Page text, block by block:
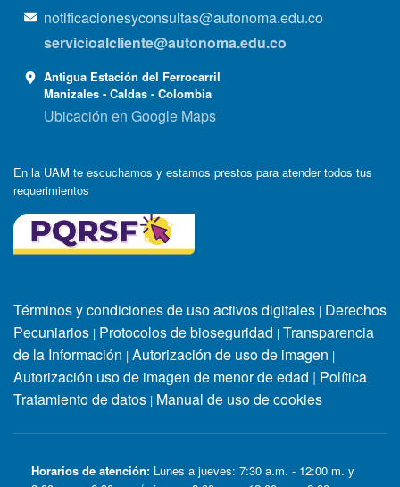
notificacionesyconsultas@autonoma.edu.co
servicioalcliente@autonoma.edu.co
Antigua Estación del Ferrocarril
Manizales - Caldas - Colombia
Ubicación en Google Maps
En la UAM te escuchamos y estamos prestos para atender todos tus
requerimientos
Términos y condiciones de uso activos digitales | Derechos
Pecuniarios | Protocolos de bioseguridad | Transparencia
de la Información | Autorización de uso de imagen |
Autorización uso de imagen de menor de edad | Política
Tratamiento de datos | Manual de uso de cookies
Horarios de atención: Lunes a jueves: 7:30 a.m. - 12:00 m. y